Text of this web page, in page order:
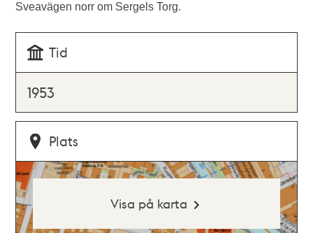
Sveavägen norr om Sergels Torg.
Tid
1953
Plats
Visa på karta